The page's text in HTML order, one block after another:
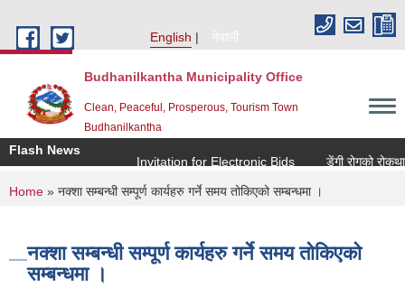
English
नेपाली
Budhanilkantha Municipality Office
Clean, Peaceful, Prosperous, Tourism Town
Budhanilkantha
Flash News
Invitation for Electronic Bids
डेंगी रोगको
You are here
Home » नक्शा सम्बन्धी सम्पूर्ण कार्यहरु गर्ने समय तोकिएको सम्बन्धमा ।
नक्शा सम्बन्धी सम्पूर्ण कार्यहरु गर्ने समय तोकिएको
सम्बन्धमा ।